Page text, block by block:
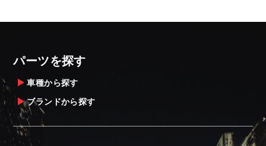
パーツを探す
車種から探す
ブランドから探す